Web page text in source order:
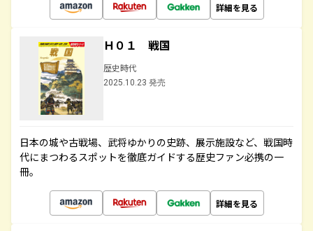
詳細を見る
Ｈ０１ 戦国
歴史時代
2025.10.23 発売
日本の城や古戦場、武将ゆかりの史跡、展示施設など、戦国時
代にまつわるスポットを徹底ガイドする歴史ファン必携の一
冊。
詳細を見る